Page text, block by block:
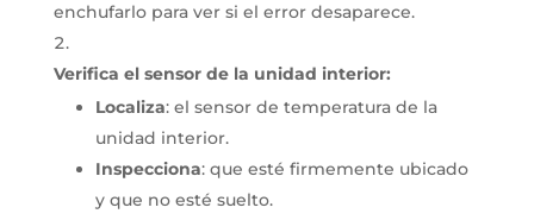
enchufarlo para ver si el error desaparece.
Verifica el sensor de la unidad interior:
Localiza: el sensor de temperatura de la
unidad interior.
Inspecciona: que esté firmemente ubicado
y que no esté suelto.